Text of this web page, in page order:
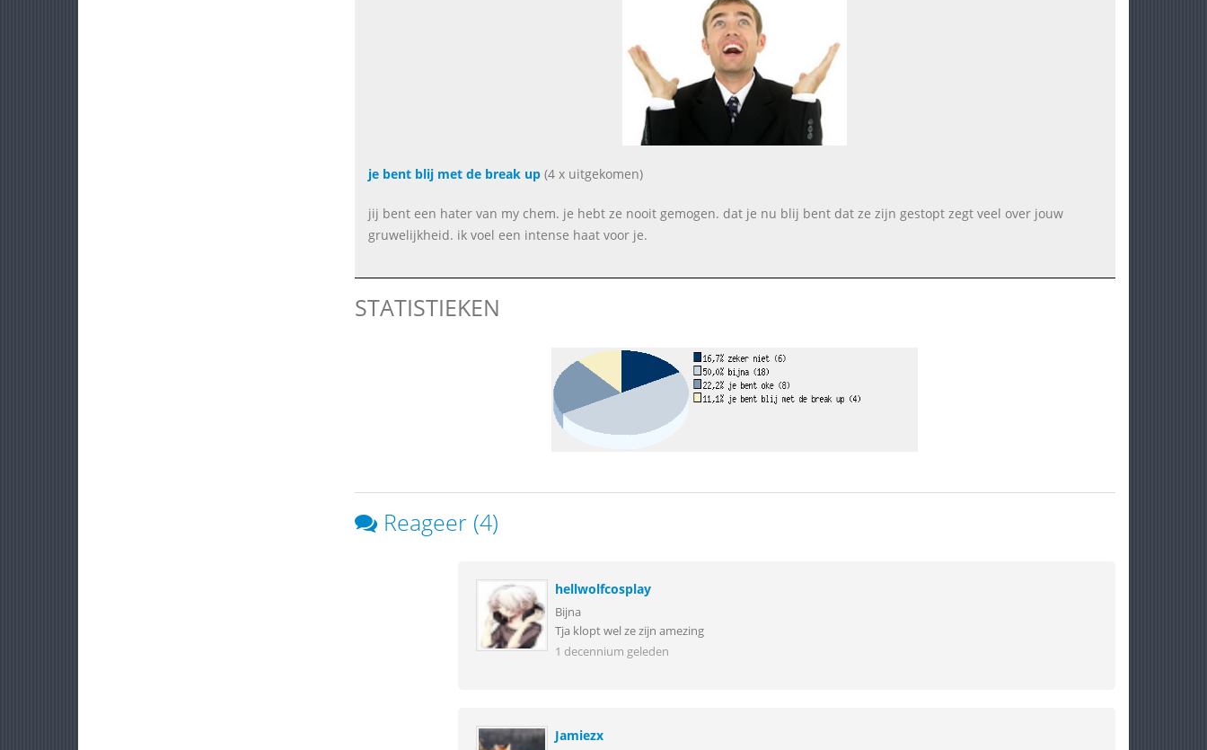
je bent blij met de break up(4 x uitgekomen)
jij bent een hater van my chem. je hebt ze nooit gemogen. dat je nu blij bent dat ze zijn gestopt zegt veel over jouw
gruwelijkheid. ik voel een intense haat voor je.
STATISTIEKEN
Reageer (4)
hellwolfcosplay
Bijna
Tja klopt wel ze zijn amezing
1 decennium geleden
Jamiezx